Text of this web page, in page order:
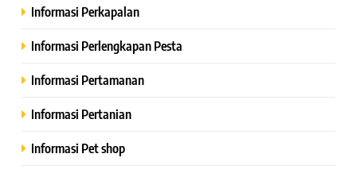
Informasi Perkapalan
Informasi Perlengkapan Pesta
Informasi Pertamanan
Informasi Pertanian
Informasi Pet shop